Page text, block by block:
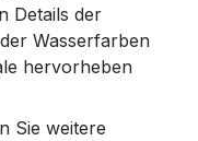
Details der
Wasserfarben
hervorheben
Sie weitere